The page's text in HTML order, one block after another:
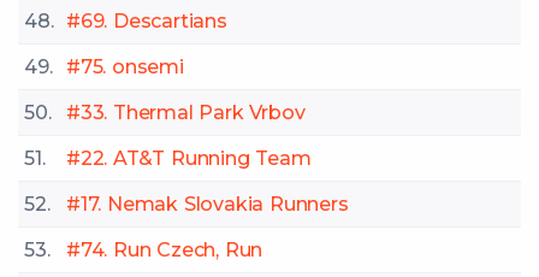
48.
#69. Descartians
49.
#75. onsemi
50.
#33. Thermal Park Vrbov
51.
#22. AT&T Running Team
52.
#17. Nemak Slovakia Runners
53.
#74. Run Czech, Run